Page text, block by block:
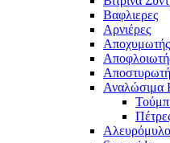
Βαφλιερες
Αρνιέρες
Αποχυμωτής
Αναλώσιμα